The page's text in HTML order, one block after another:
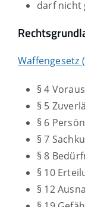
darf nicht
Waffengesetz
§ 4
§ 5
§ 6
§ 7
§ 8
§ 10
§ 12